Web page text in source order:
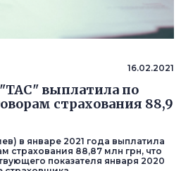
16.02.2021
выплатила по
страхования 88,9
в январе 2021 года выплатила
страхования 88,87 млн грн, что
показателя января 2020